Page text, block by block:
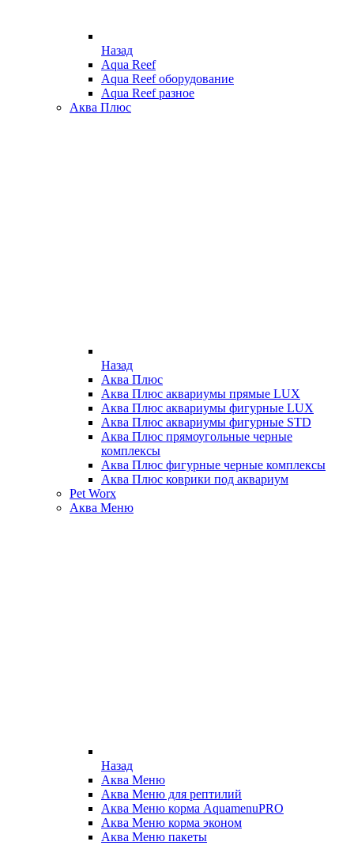
Назад
Aqua Reef
Aqua Reef оборудование
Aqua Reef разное
Аква Плюс
Назад
Аква Плюс
Аква Плюс аквариумы прямые LUX
Аква Плюс аквариумы фигурные LUX
Аква Плюс аквариумы фигурные STD
Аква Плюс прямоугольные черные
комплексы
Аква Плюс фигурные черные комплексы
Аква Плюс коврики под аквариум
Pet Worx
Аква Меню
Назад
Аква Меню
Аква Меню для рептилий
Аква Меню корма AquamenuPRO
Аква Меню корма эконом
Аква Меню пакеты